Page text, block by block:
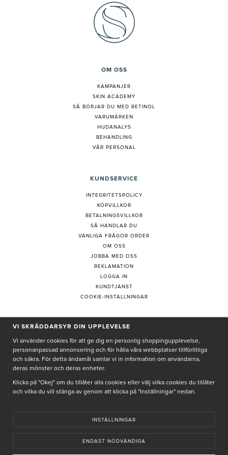
OM OSS
KAMPANJER
SKIN ACADEMY
SÅ BÖRJAR DU MED RETINOL
VARUMÄRKEN
HUDANALYS
BEHANDLING
VÅR PERSONAL
KUNDSERVICE
INTEGRITETSPOLICY
KÖPVILLKOR
BETALNINGSVILLKOR
SÅ HANDLAR DU
VANLIGA FRÅGOR ORDER
OM OSS
JOBBA MED OSS
REKLAMATION
LOGGA IN
KUNDTJÄNST
COOKIE-INSTÄLLNINGAR
PRENUMERERA PÅ NYHETSBREV
Genom att ge min e-post, accepterar jag Seth och Sallyintegritetspolicy
De uppgifter du matar in kommer endast användas till våra nyhetsbrev.
VI SKRÄDDARSYR DIN UPPLEVELSE
Vi använder cookies för att ge dig en personlig shoppingupplevelse,
personanpassad annonsering och för hålla våra webbplatser tillförlitliga
och säkra. För detta ändamål samlar vi in information om användarna,
deras mönster och deras enheter.
Klicka på "Okej" om du tillåter alla cookies eller välj vilka cookies du tillåter
och vilka du vill stänga av genom att klicka på "Inställningar" nedan.
INSTÄLLNINGAR
ENDAST NÖDVÄNDIGA